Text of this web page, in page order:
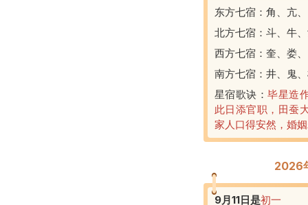
东方七宿：角、亢
北方七宿：斗、牛
西方七宿：奎、娄
南方七宿：井、鬼
星宿歌诀：毕星造
此日添官职，田蚕
家人口得安然，婚
2026
9月11日是初一